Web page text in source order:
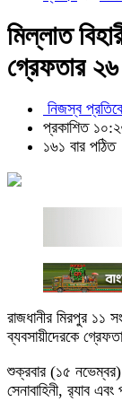
মিল্লাত
গ্রেফতার ২৬
নিজস্ব
প্রকাশিত
১৬১ বার পঠিত
রাজধানীর মিরপুর ১১
ব্যবসায়ীদেরকে
শুক্রবার (১৫ নভেম্বর)
সেনাবাহিনী, র‍্যাব